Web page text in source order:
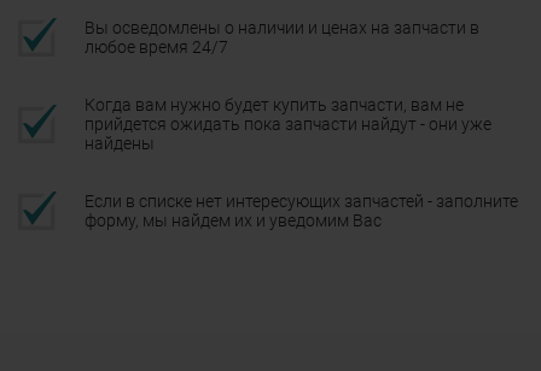
Вы осведомлены о наличии и ценах на запчасти в
любое время 24/7
Когда вам нужно будет купить запчасти, вам не
прийдется ожидать пока запчасти найдут - они уже
найдены
Если в списке нет интересующих запчастей - заполните
форму, мы найдем их и уведомим Вас